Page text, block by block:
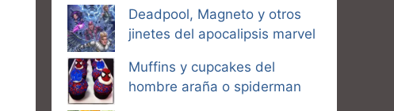
Deadpool, Magneto y otros
jinetes del apocalipsis marvel
Muffins y cupcakes del
hombre araña o spiderman